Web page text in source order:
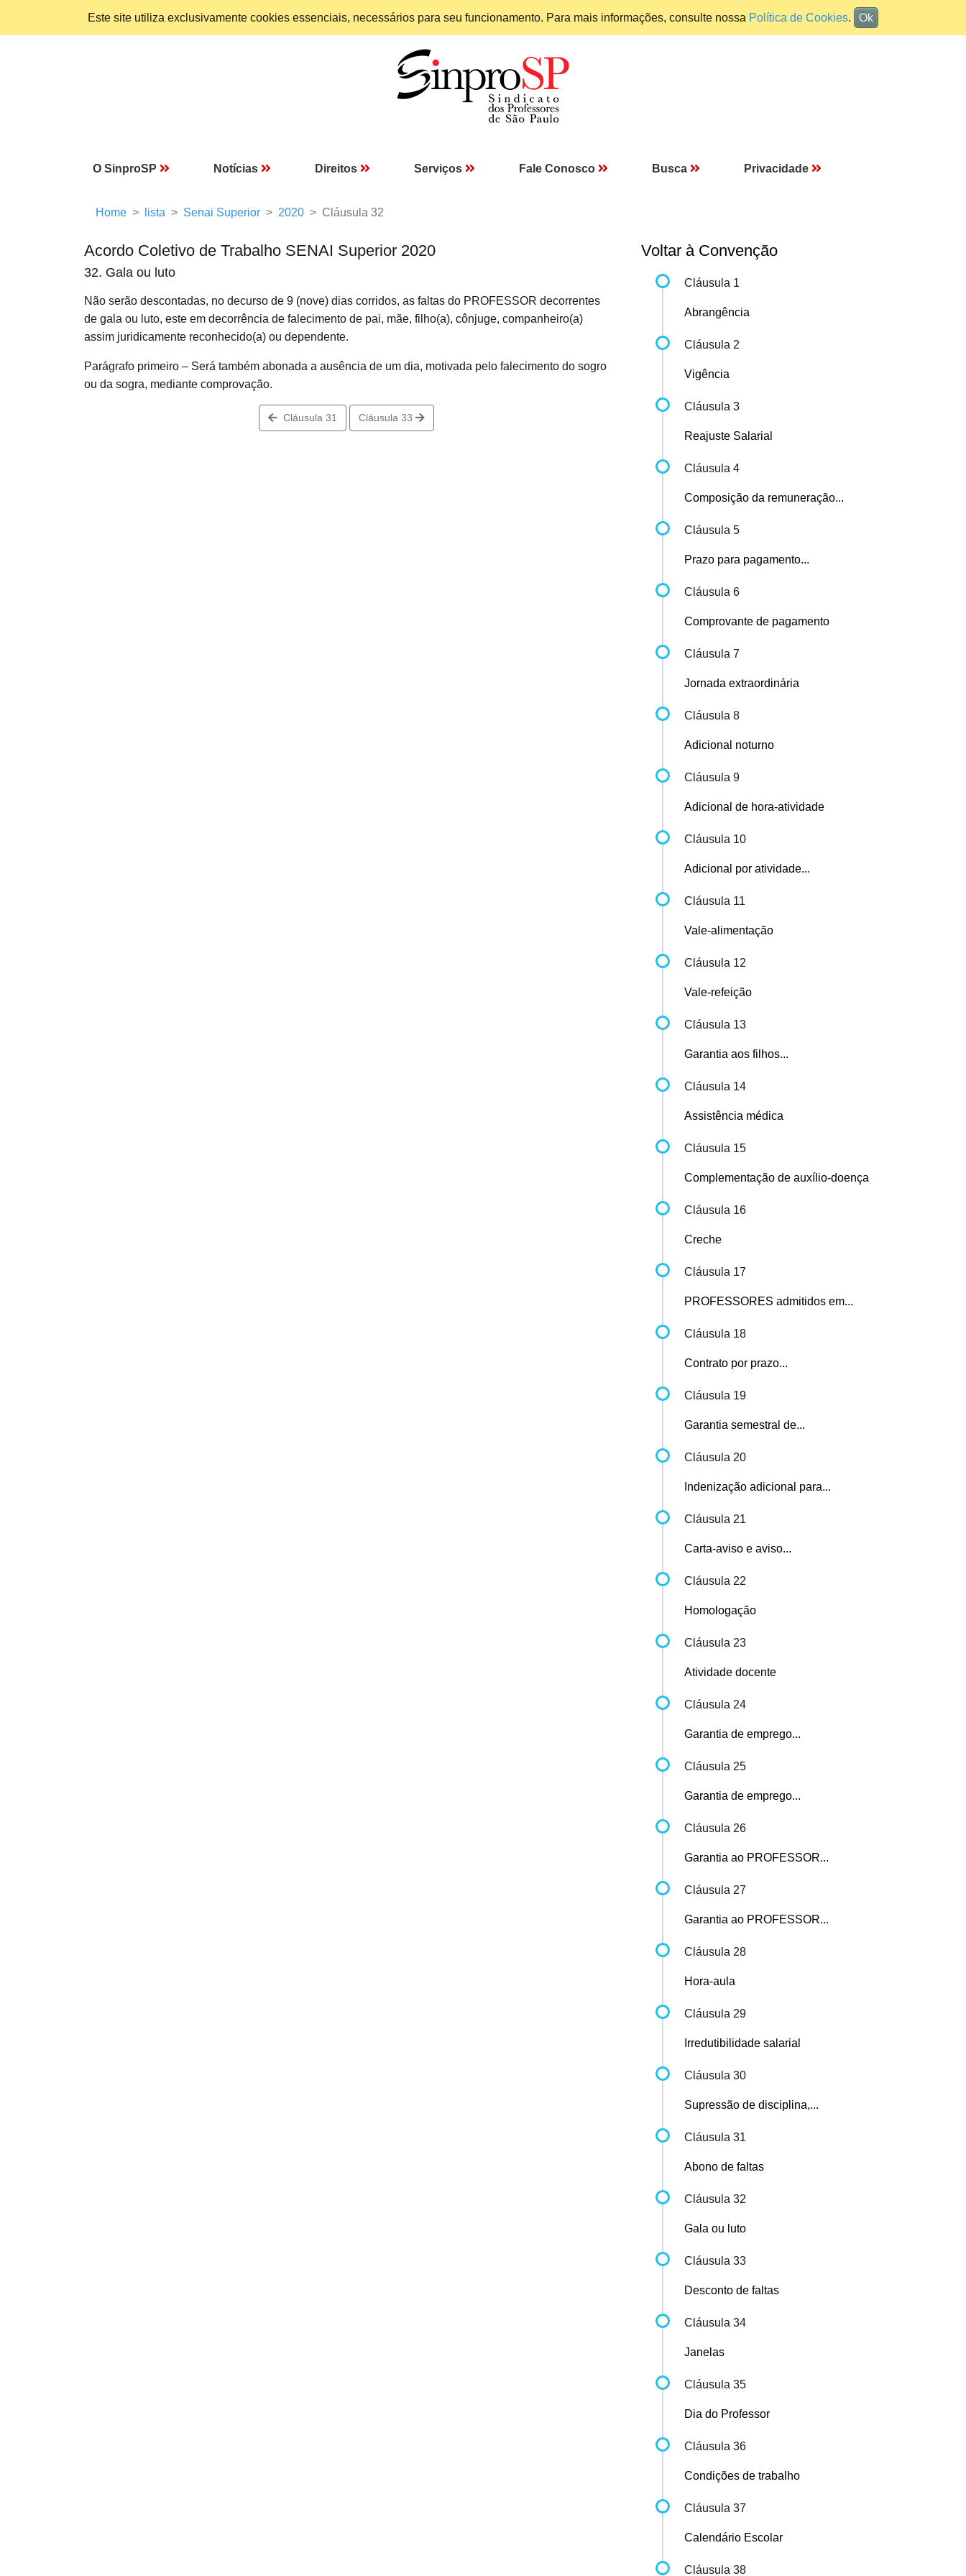
Este site utiliza exclusivamente cookies essenciais, necessários para seu funcionamento. Para mais informações, consulte nossa Política de Cookies. Ok
O SinproSP Notícias Direitos Serviços Fale Conosco Busca Privacidade
Home lista Senai Superior 2020 Cláusula 32
Acordo Coletivo de Trabalho SENAI Superior 2020
32. Gala ou luto
Não serão descontadas, no decurso de 9 (nove) dias corridos, as faltas do PROFESSOR decorrentes
de gala ou luto, este em decorrência de falecimento de pai, mãe, filho(a), cônjuge, companheiro(a)
assim juridicamente reconhecido(a) ou dependente.
Parágrafo primeiro – Será também abonada a ausência de um dia, motivada pelo falecimento do sogro
ou da sogra, mediante comprovação.
Cláusula 31 Cláusula 33
Voltar à Convenção
Cláusula 1
Abrangência
Cláusula 2
Vigência
Cláusula 3
Reajuste Salarial
Cláusula 4
Composição da remuneração...
Cláusula 5
Prazo para pagamento...
Cláusula 6
Comprovante de pagamento
Cláusula 7
Jornada extraordinária
Cláusula 8
Adicional noturno
Cláusula 9
Adicional de hora-atividade
Cláusula 10
Adicional por atividade...
Cláusula 11
Vale-alimentação
Cláusula 12
Vale-refeição
Cláusula 13
Garantia aos filhos...
Cláusula 14
Assistência médica
Cláusula 15
Complementação de auxílio-doença
Cláusula 16
Creche
Cláusula 17
PROFESSORES admitidos em...
Cláusula 18
Contrato por prazo...
Cláusula 19
Garantia semestral de...
Cláusula 20
Indenização adicional para...
Cláusula 21
Carta-aviso e aviso...
Cláusula 22
Homologação
Cláusula 23
Atividade docente
Cláusula 24
Garantia de emprego...
Cláusula 25
Garantia de emprego...
Cláusula 26
Garantia ao PROFESSOR...
Cláusula 27
Garantia ao PROFESSOR...
Cláusula 28
Hora-aula
Cláusula 29
Irredutibilidade salarial
Cláusula 30
Supressão de disciplina,...
Cláusula 31
Abono de faltas
Cláusula 32
Gala ou luto
Cláusula 33
Desconto de faltas
Cláusula 34
Janelas
Cláusula 35
Dia do Professor
Cláusula 36
Condições de trabalho
Cláusula 37
Calendário Escolar
Cláusula 38